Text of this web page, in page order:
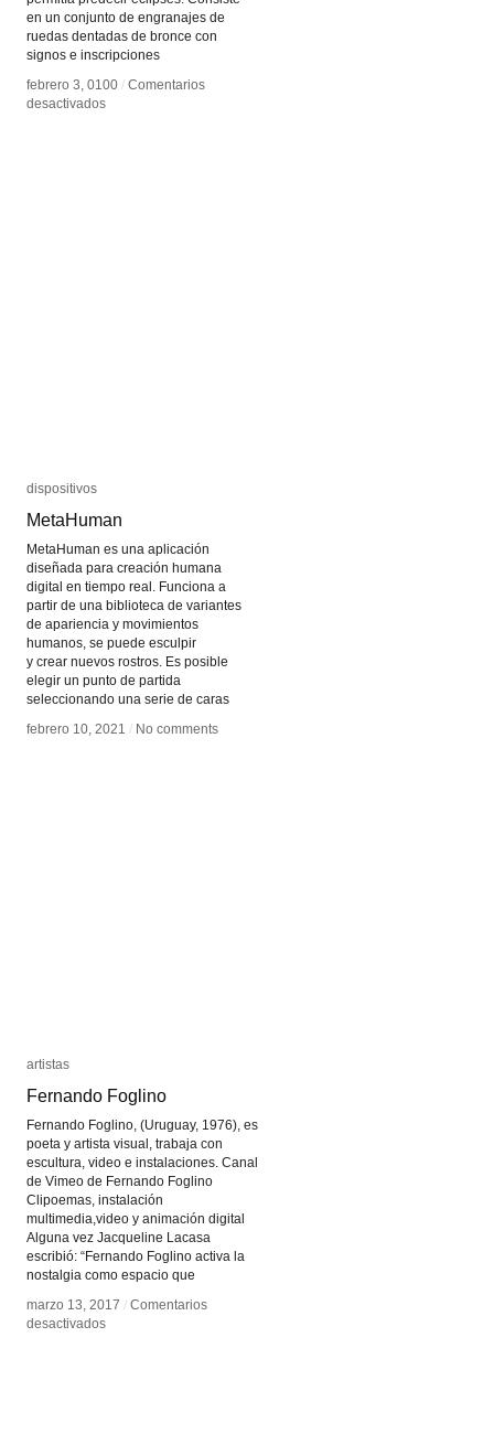
en un conjunto de engranajes de
ruedas dentadas de bronce con
signos e inscripciones
febrero 3, 0100 / Comentarios
desactivadosen
febrero 3, 0100 / Comentarios
desactivadosen
dispositivos
MetaHuman
MetaHuman es una aplicación
diseñada para creación humana
digital en tiempo real. Funciona a
partir de una biblioteca de variantes
de apariencia y movimientos
humanos, se puede esculpir
y crear nuevos rostros. Es posible
elegir un punto de partida
seleccionando una serie de caras
febrero 10, 2021 / No comments
dispositivos
MetaHuman
febrero 10, 2021 / No comments
artistas
Fernando Foglino
Fernando Foglino, (Uruguay, 1976), es
poeta y artista visual, trabaja con
escultura, video e instalaciones. Canal
de Vimeo de Fernando Foglino
Clipoemas, instalación
multimedia,video y animación digital
Alguna vez Jacqueline Lacasa
escribió: “Fernando Foglino activa la
nostalgia como espacio que
marzo 13, 2017 / Comentarios
desactivadosen
artistas
Fernando Foglino
marzo 13, 2017 / Comentarios
desactivadosen